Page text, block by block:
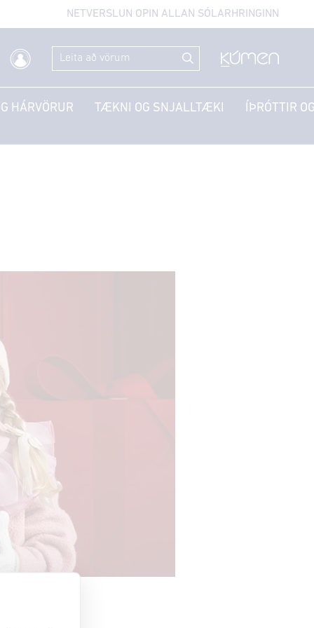
NETVERSLUN OPIN ALLAN SÓLARHRINGINN
HÁRVÖRUR TÆKNI OG SNJALLTÆKI ÍÞRÓTTIR